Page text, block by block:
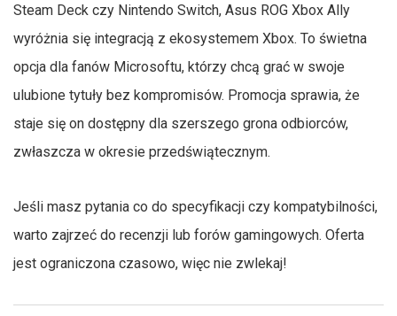
Steam Deck czy Nintendo Switch, Asus ROG Xbox Ally
wyróżnia się integracją z ekosystemem Xbox. To świetna
opcja dla fanów Microsoftu, którzy chcą grać w swoje
ulubione tytuły bez kompromisów. Promocja sprawia, że
staje się on dostępny dla szerszego grona odbiorców,
zwłaszcza w okresie przedświątecznym.
Jeśli masz pytania co do specyfikacji czy kompatybilności,
warto zajrzeć do recenzji lub forów gamingowych. Oferta
jest ograniczona czasowo, więc nie zwlekaj!